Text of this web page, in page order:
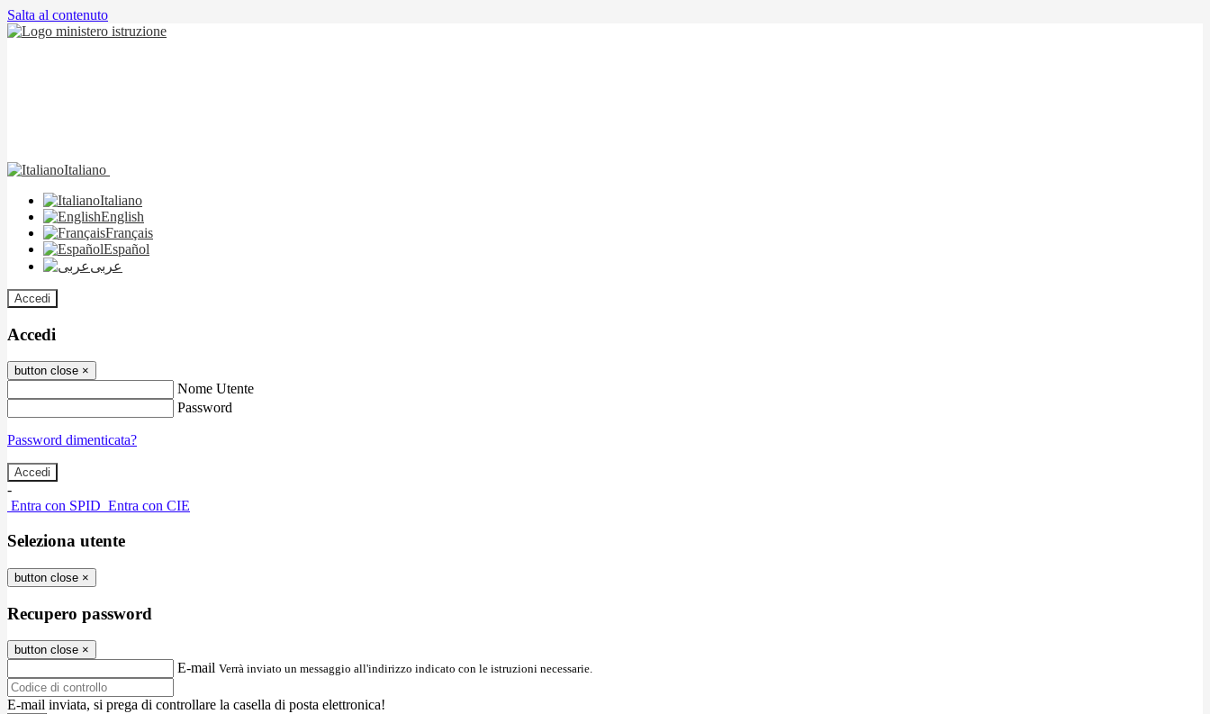
Salta al contenuto
Italiano
Italiano
English
Français
Español
عربى
Accedi
Accedi
button close ×
Nome Utente
Password
Password dimenticata?
-
Entra con SPID Entra con CIE
Seleziona utente
button close ×
Recupero password
button close ×
E-mail Verrà inviato un messaggio all'indirizzo indicato con le istruzioni necessarie.
E-mail inviata, si prega di controllare la casella di posta elettronica!